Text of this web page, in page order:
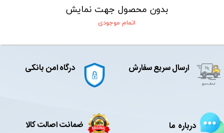
بدون محصول جهت نمایش
اتمام موجودی
ارسال سریع سفارش درگاه امن بانکی
درباره ما ضمانت اصالت کالا